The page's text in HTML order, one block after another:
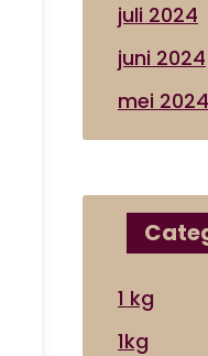
juli 2024
juni 2024
mei 2024
1 kg
1kg